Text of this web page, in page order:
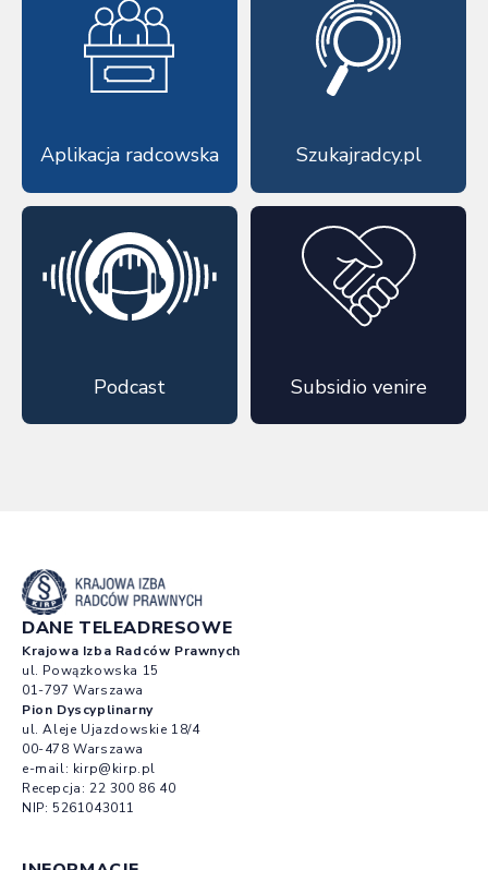
Aplikacja radcowska Szukajradcy.pl
Podcast Subsidio venire
DANE TELEADRESOWE
Krajowa Izba Radców Prawnych
ul. Powązkowska 15
01-797 Warszawa
Pion Dyscyplinarny
ul. Aleje Ujazdowskie 18/4
00-478 Warszawa
e-mail: kirp@kirp.pl
Recepcja: 22 300 86 40
NIP: 5261043011